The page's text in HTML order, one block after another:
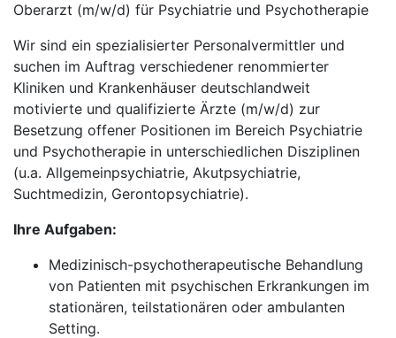
Oberarzt (m/w/d) für Psychiatrie und Psychotherapie
Wir sind ein spezialisierter Personalvermittler und
suchen im Auftrag verschiedener renommierter
Kliniken und Krankenhäuser deutschlandweit
motivierte und qualifizierte Ärzte (m/w/d) zur
Besetzung offener Positionen im Bereich Psychiatrie
und Psychotherapie in unterschiedlichen Disziplinen
(u.a. Allgemeinpsychiatrie, Akutpsychiatrie,
Suchtmedizin, Gerontopsychiatrie).
Ihre Aufgaben:
Medizinisch-psychotherapeutische Behandlung
von Patienten mit psychischen Erkrankungen im
stationären, teilstationären oder ambulanten
Setting.